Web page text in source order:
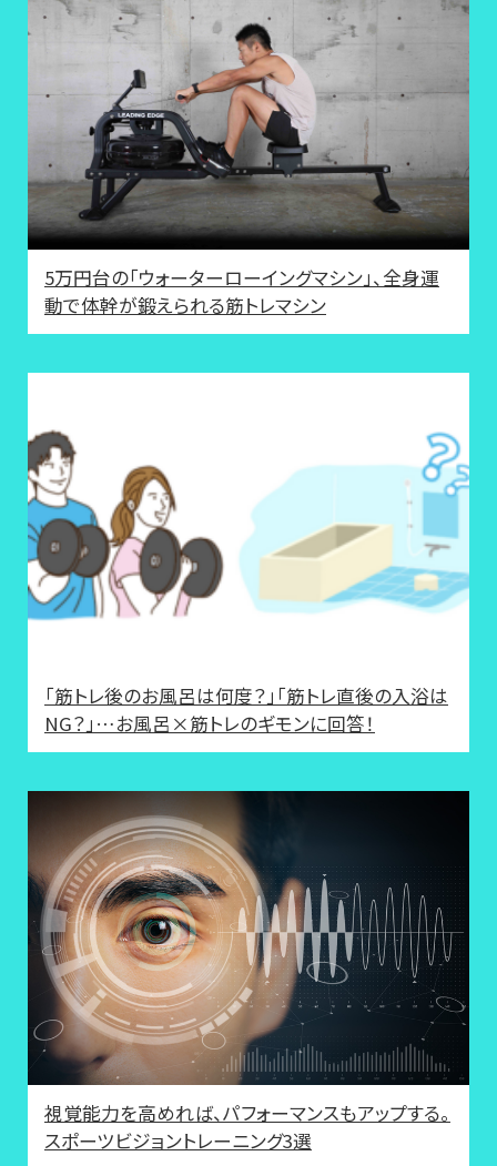
5万円台の「ウォーターローイングマシン」、全身運
動で体幹が鍛えられる筋トレマシン
「筋トレ後のお風呂は何度？」「筋トレ直後の入浴は
NG？」…お風呂×筋トレのギモンに回答！
視覚能力を高めれば、パフォーマンスもアップする。
スポーツビジョントレーニング3選